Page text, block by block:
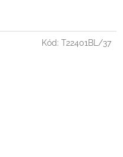
Kód: T22401BL/37